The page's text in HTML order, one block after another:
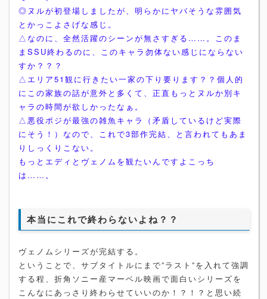
◎ヌルが初登場しましたが、明らかにヤバそうな雰囲気
とかっこよさげな感じ。
△なのに、全然活躍のシーンが無さすぎる……。このま
まSSU終わるのに、このキャラ勿体ない感じにならない
すか？？？
△エリア51観に行きたい一家の下り要ります？？個人的
にこの家族の話が意外と多くて、正直もっとヌルか別キ
ャラの時間が欲しかったなぁ。
△悪役ポジが最強の雑魚キャラ（矛盾しているけど実際
にそう！）なので、これで3部作完結、と言われてもあま
りしっくりこない。
もっとエディとヴェノムを観たいんですよこっち
は……。
本当にこれで終わらないよね？？
ヴェノムシリーズが完結する。
ということで、サブタイトルにまで”ラスト”を入れて強調
する程、折角ソニー産マーベル映画で面白いシリーズを
こんなにあっさり終わらせていいのか！？！？と思い続